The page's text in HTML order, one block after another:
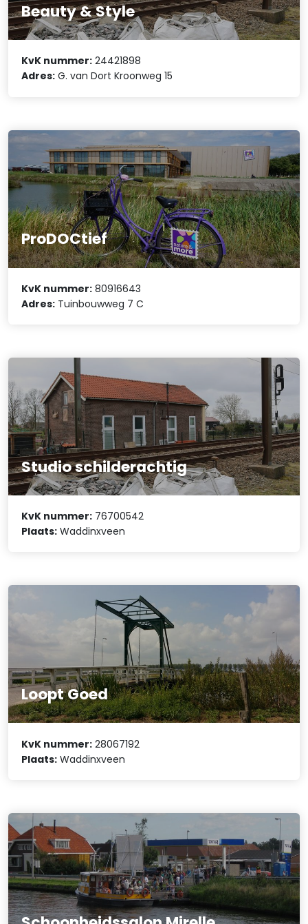
Beauty & Style
KvK nummer: 24421898
Adres: G. van Dort Kroonweg 15
ProDOCtief
KvK nummer: 80916643
Adres: Tuinbouwweg 7 C
Studio schilderachtig
KvK nummer: 76700542
Plaats: Waddinxveen
Loopt Goed
KvK nummer: 28067192
Plaats: Waddinxveen